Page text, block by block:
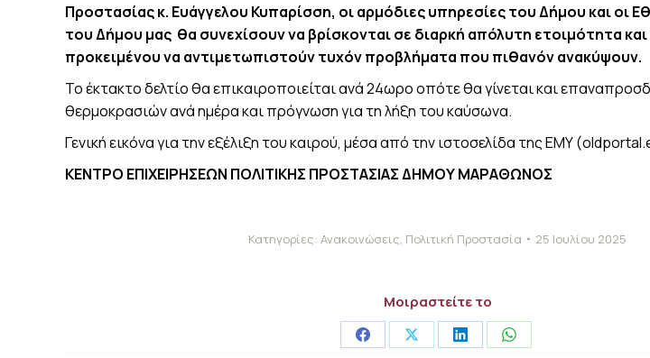
Προστασίας κ. Ευάγγελου Κυπαρίσση, οι αρμόδιες υπηρεσίες του Δήμου και οι
του Δήμου μας θα συνεχίσουν να βρίσκονται σε διαρκή απόλυτη ετοιμότητα και
προκειμένου να αντιμετωπιστούν τυχόν προβλήματα που πιθανόν ανακύψουν.
Το έκτακτο δελτίο θα επικαιροποιείται ανά 24ωρο οπότε θα γίνεται και
θερμοκρασιών ανά ημέρα και πρόγνωση για τη λήξη του καύσωνα.
Γενική εικόνα για την εξέλιξη του καιρού, μέσα από την ιστοσελίδα της ΕΜΥ
ΚΕΝΤΡΟ ΕΠΙΧΕΙΡΗΣΕΩΝ ΠΟΛΙΤΙΚΗΣ ΠΡΟΣΤΑΣΙΑΣ ΔΗΜΟΥ ΜΑΡΑΘΩΝΟΣ
Κατηγορίες: Ανακοινώσεις Πολιτική Προστασία 25 Ιουλίου 2025
Μοιραστείτε το
Share Share Share Share